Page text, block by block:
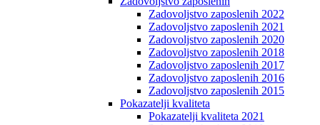
Zadovoljstvo zaposlenih 2022
Zadovoljstvo zaposlenih 2021
Zadovoljstvo zaposlenih 2020
Zadovoljstvo zaposlenih 2018
Zadovoljstvo zaposlenih 2017
Zadovoljstvo zaposlenih 2016
Zadovoljstvo zaposlenih 2015
Pokazatelji kvaliteta
Pokazatelji kvaliteta 2021